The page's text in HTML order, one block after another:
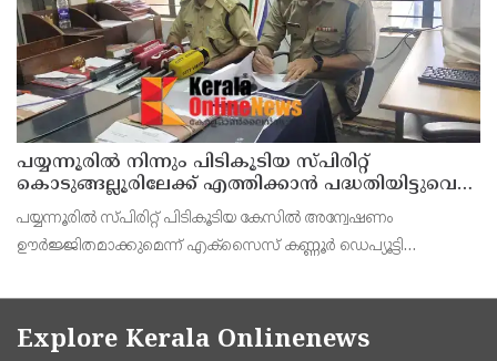
പയ്യന്നൂരിൽ നിന്നും പിടികൂടിയ സ്പിരിറ്റ്
കൊടുങ്ങല്ലൂരിലേക്ക് എത്തിക്കാൻ പദ്ധതിയിട്ടുവെന്ന്
എക്സൈസ് ഡെപ്യൂട്ടി കമ്മിഷണർ
പയ്യന്നൂരിൽ സ്പിരിറ്റ് പിടികൂടിയ കേസിൽ അന്വേഷണം
ഊർജ്ജിതമാക്കുമെന്ന് എക്സൈസ് കണ്ണൂർ ഡെപ്യൂട്ടി
കമ്മീഷണർ പി. സജിത്ത് കുമാർ എന്നിവർ കണ്ണൂരിൽവാർത്താ
സമ്മേളനത്
Explore Kerala Onlinenews